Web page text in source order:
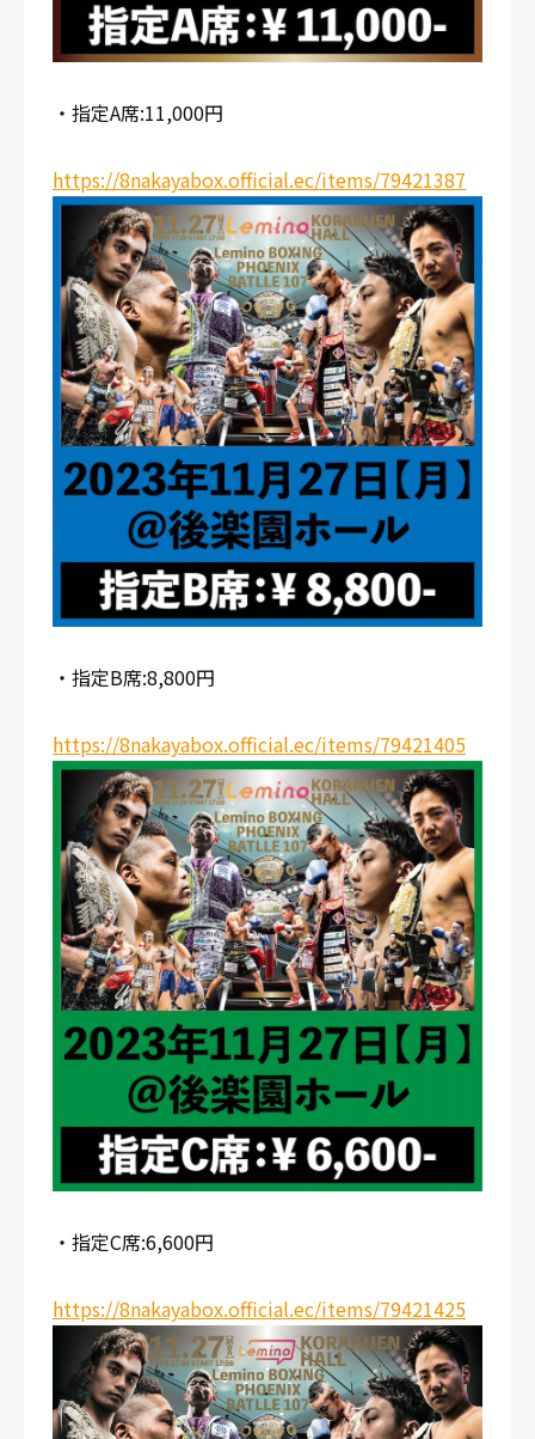
・指定A席:11,000円
https://8nakayabox.official.ec/items/79421387
・指定B席:8,800円
https://8nakayabox.official.ec/items/79421405
・指定C席:6,600円
https://8nakayabox.official.ec/items/79421425